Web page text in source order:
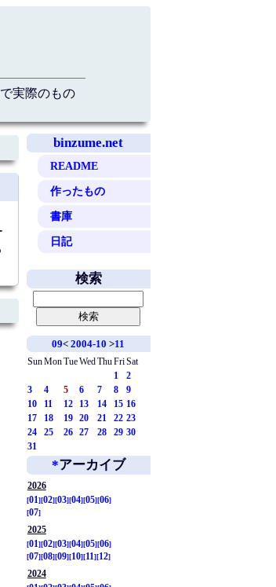
実際のもの
binzume.net
README
作ったもの
書庫
日記
検索
09<2004-10 >11
SunMonTueWed ThuFriSat
1
2
3
4 5 6 7 8
9
10
11 12 13 14 15 16
17
18 19 20 21 22 23
24
25 26 27 28 29 30
31
*アーカイブ
2026
01
02 03 04 05 06
07
2025
01
02 03 04 05 06
07 08 09 10 11
12
2024